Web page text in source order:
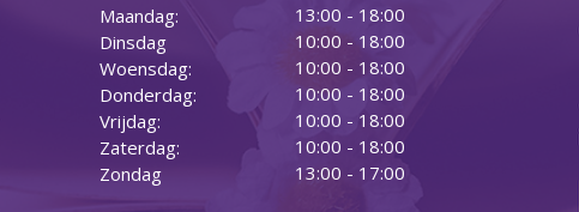
Maandag:
Dinsdag
Woensdag:
Donderdag:
Vrijdag:
Zaterdag:
Zondag
13:00 - 18:00
10:00 - 18:00
10:00 - 18:00
10:00 - 18:00
10:00 - 18:00
10:00 - 18:00
13:00 - 17:00